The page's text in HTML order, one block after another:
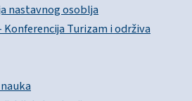
nastavnog osoblja
Turizam i održiva